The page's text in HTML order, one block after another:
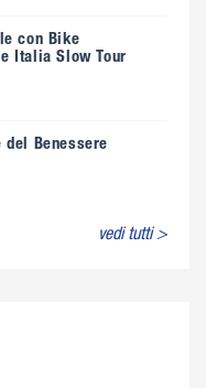
con Bike
Italia Slow Tour
del Benessere
vedi tutti >